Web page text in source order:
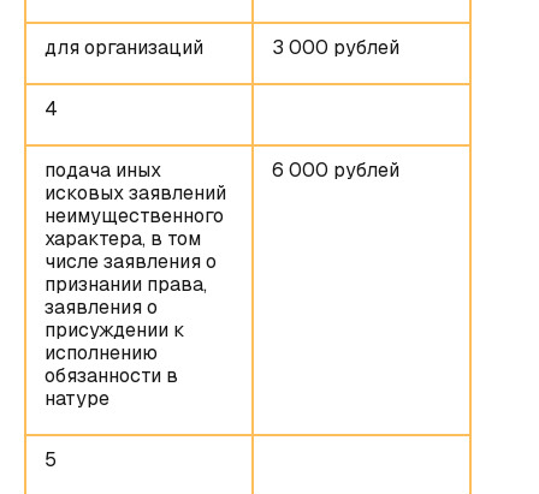
для организаций 3 000 рублей
4
подача иных
исковых заявлений
неимущественного
характера, в том
числе заявления о
признании права,
заявления о
присуждении к
исполнению
обязанности в
натуре
6 000 рублей
5